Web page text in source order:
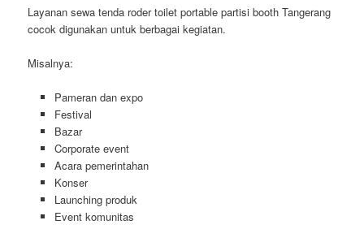
Layanan sewa tenda roder toilet portable partisi booth Tangerang
cocok digunakan untuk berbagai kegiatan.
Misalnya:
Pameran dan expo
Festival
Bazar
Corporate event
Acara pemerintahan
Konser
Launching produk
Event komunitas